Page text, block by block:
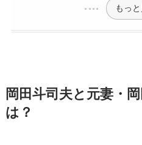
もっ
岡田斗司夫と元妻・
は？